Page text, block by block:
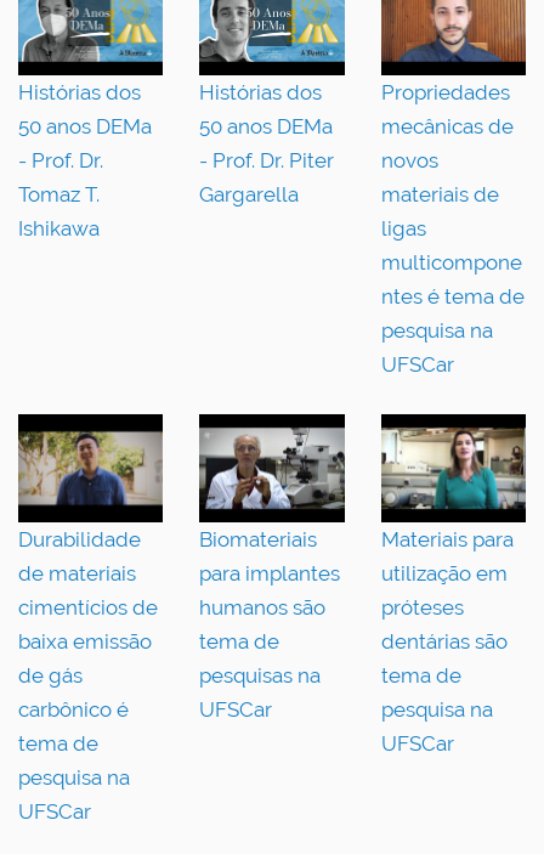
Histórias dos
50 anos DEMa
- Prof. Dr.
Tomaz T.
Ishikawa
Histórias dos
50 anos DEMa
- Prof. Dr. Piter
Gargarella
Propriedades
mecânicas de
novos
materiais de
ligas
multicompone
ntes é tema de
pesquisa na
UFSCar
Durabilidade
de materiais
cimentícios de
baixa emissão
de gás
carbônico é
tema de
pesquisa na
UFSCar
Biomateriais
para implantes
humanos são
tema de
pesquisas na
UFSCar
Materiais para
utilização em
próteses
dentárias são
tema de
pesquisa na
UFSCar